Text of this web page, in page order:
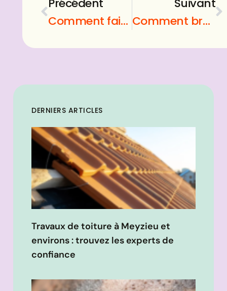
Comment faire une rose en pate fimo ?
Comment bruler la graisse ?
DERNIERS ARTICLES
Travaux de toiture à Meyzieu et
environs : trouvez les experts de
confiance